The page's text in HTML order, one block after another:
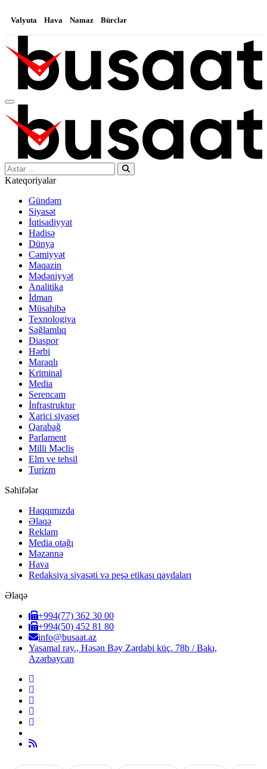
Valyuta Hava Namaz Bürclər
Search…
Kateqoriyalar
Gündəm
Siyasət
İqtisadiyyat
Hadisə
Dünya
Cəmiyyət
Maqazin
Mədəniyyət
Analitika
İdman
Müsahibə
Texnologiya
Sağlamlıq
Diaspor
Hərbi
Maraqlı
Kriminal
Media
Serencam
İnfrastruktur
Xarici siyaset
Qarabağ
Parlament
Milli Məclis
Elm ve tehsil
Turizm
Səhifələr
Haqqımızda
Əlaqə
Reklam
Media otağı
Məzənnə
Hava
Redaksiya siyasəti və peşə etikası qaydaları
Əlaqə
+994(77) 362 30 00
+994(50) 452 81 80
info@busaat.az
Yasamal ray., Həsən Bəy Zərdabi küç. 78b / Bakı,
Azərbaycan